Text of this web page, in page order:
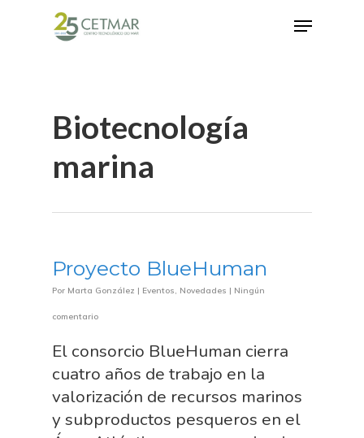
Biotecnología
marina
Proyecto BlueHuman
Por Marta González | Eventos, Novedades | Ningún
comentario
El consorcio BlueHuman cierra
cuatro años de trabajo en la
valorización de recursos marinos
y subproductos pesqueros en el